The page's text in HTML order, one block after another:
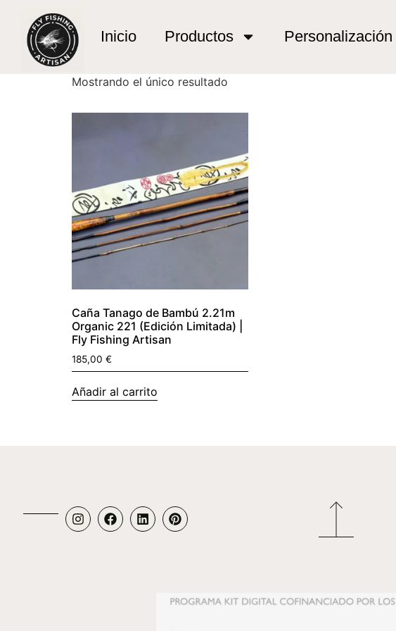
Inicio Productos Personalización
exclusive tanago rod
Mostrando el único resultado
Caña Tanago de Bambú 2.21m
Organic 221 (Edición Limitada) |
Fly Fishing Artisan
185,00 €
Añadir al carrito